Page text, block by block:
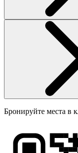
Бронируйте места в